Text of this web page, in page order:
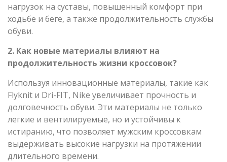
нагрузок на суставы, повышенный комфорт при
ходьбе и беге, а также продолжительность службы
обуви.
2. Как новые материалы влияют на
продолжительность жизни кроссовок?
Используя инновационные материалы, такие как
Flyknit и Dri-FIT, Nike увеличивает прочность и
долговечность обуви. Эти материалы не только
легкие и вентилируемые, но и устойчивы к
истиранию, что позволяет мужским кроссовкам
выдерживать высокие нагрузки на протяжении
длительного времени.